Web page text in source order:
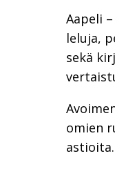
Aapeli
leluja,
sekä
omien